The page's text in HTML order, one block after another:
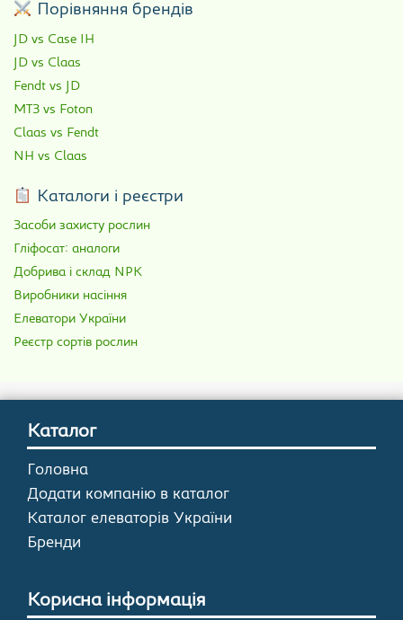
Порівняння брендів
JD vs Case IH
JD vs Claas
Fendt vs JD
МТЗ vs Foton
Claas vs Fendt
NH vs Claas
Каталоги і реєстри
Засоби захисту рослин
Гліфосат: аналоги
Добрива і склад NPK
Виробники насіння
Елеватори України
Реєстр сортів рослин
Каталог
Головна
Додати компанію в каталог
Каталог елеваторів України
Бренди
Корисна інформація